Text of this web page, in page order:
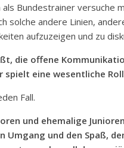
als Bundestrainer versuche
solche andere Linien,
aufzuzeigen und zu
die offene
spielt eine wesentliche
Fall.
und ehemalige
Umgang und den Spaß,